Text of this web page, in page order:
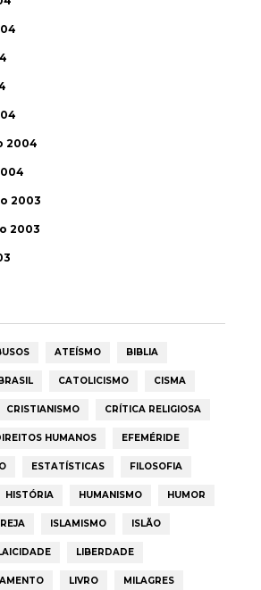
2004
2003
2003
ATEÍSMO BIBLIA
CATOLICISMO CISMA
CRISTIANISMO CRÍTICA RELIGIOSA
HUMANOS EFEMÉRIDE
ESTATÍSTICAS FILOSOFIA
HISTÓRIA HUMANISMO HUMOR
ISLAMISMO ISLÃO
LIBERDADE
LIVRO MILAGRES